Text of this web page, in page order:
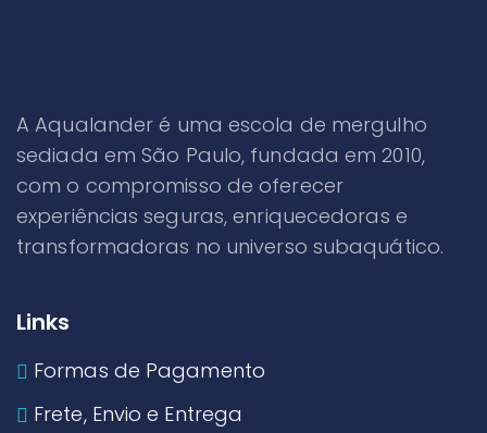
A Aqualander é uma escola de mergulho
sediada em São Paulo, fundada em 2010,
com o compromisso de oferecer
experiências seguras, enriquecedoras e
transformadoras no universo subaquático.
Links
Formas de Pagamento
Frete, Envio e Entrega